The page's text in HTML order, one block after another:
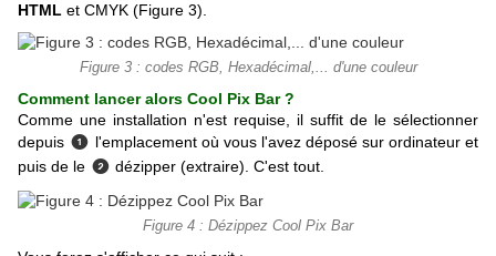
HTML et CMYK (Figure 3).
Figure 3 : codes RGB, Hexadécimal,... d'une couleur
Comment lancer alors Cool Pix Bar ?
Comme une installation n'est requise, il suffit de le sélectionner
depuis ❶ l'emplacement où vous l'avez déposé sur ordinateur et
puis de le ❷ dézipper (extraire). C'est tout.
Figure 4 : Dézippez Cool Pix Bar